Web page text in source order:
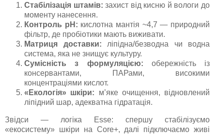
Стабілізація штамів: захист від кисню й вологи до
моменту нанесення.
Контроль pH: кислотна мантія ~4,7 — природний
фільтр, де пробіотики мають виживати.
Матриця доставки: ліпідна/безводна чи водна
система, яка не знищує культуру.
Сумісність з формуляцією: обережність із
консервантами, ПАРами, високими
концентраціями кислот.
«Екологія» шкіри: м’яке очищення, відновлений
ліпідний шар, адекватна гідратація.
Звідси — логіка Esse: спершу стабілізуємо
«екосистему» шкіри на Core+, далі підключаємо живі